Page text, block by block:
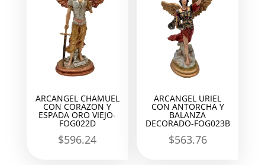
ARCANGEL CHAMUEL
CON CORAZON Y
ESPADA ORO VIEJO-
FOG022D
$596.24
ARCANGEL URIEL
CON ANTORCHA Y
BALANZA
DECORADO-FOG023B
$563.76